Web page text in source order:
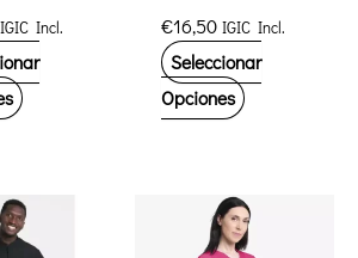
producto
producto
IGIC Incl.
Este
múltiples
variantes.
€16,50 IGIC Incl.
Seleccionar
Opciones Este
múltiples
variantes.